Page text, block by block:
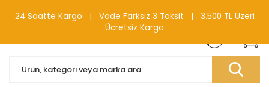
0(212) 240 87 88
24 Saatte Kargo | Vade Farksız 3 Taksit | 3.500 TL Üzeri
Ücretsiz Kargo